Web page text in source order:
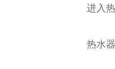
进入
热水